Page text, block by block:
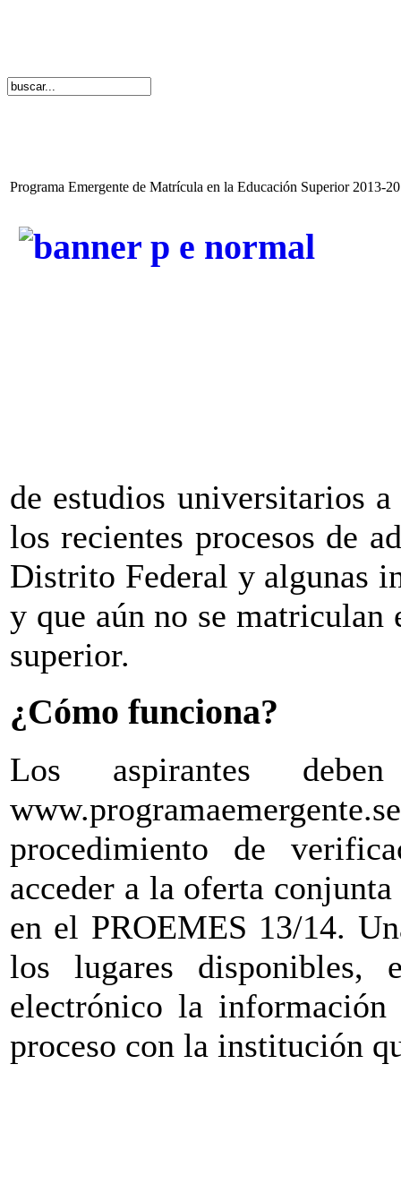
Programa Emergente de Matrícula en la Educación Superior 2013-
de estudios universitarios
los recientes procesos de
Distrito Federal y algunas
y que aún no se matriculan
superior.
¿Cómo funciona?
Los aspirantes
procedimiento de
acceder a la oferta
en el PROEMES 13/14.
los lugares disponibles,
electrónico la
proceso con la institución